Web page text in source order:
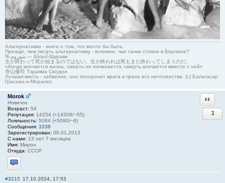
Альтернативка - книга о том, что могло бы быть.
Прежде, чем писать альтернативку - вспомни, чьи танки стояли в Берлине?
Я-شوروی — šûravî-Шурави
生が終わって死が始まるのではない。生が終われば死もまた終わってしまうのだ。
«Когда кончается жизнь, смерть не начинается, смерть кончается вместе с ней»
寺山修司 Тэраяма Сюудзи
Лучшая месть - забвение, оно похоронит врага в прахе его ничтожества. (с) Бальтасар
Грасиан-и-Моралес
Morok
Новичок
Возраст: 54
Репутация: 14254 (+14309/−55)
Лояльность: 5084 (+5090/−6)
Сообщения: 3338
Зарегистрирован: 06.01.2013
С нами: 13 лет 7 месяцев
Имя: Мирон
Откуда: СССР
Отправить личное сообщение
3
#3215 17.10.2024, 17:53